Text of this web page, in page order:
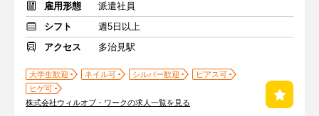
雇用形態
派遣社員
シフト
週5日以上
アクセス
多治見駅
大学生歓迎 ネイル可 シルバー歓迎
ピアス可
ヒゲ可
株式会社ウィルオブ・ワークの求人一覧を見る